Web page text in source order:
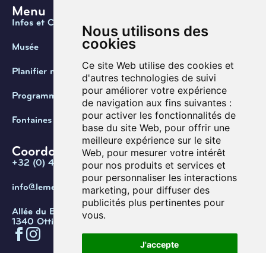
Nous utilisons des
cookies
Ce site Web utilise des cookies et
d'autres technologies de suivi
pour améliorer votre expérience
de navigation aux fins suivantes :
pour activer les fonctionnalités de
base du site Web, pour offrir une
meilleure expérience sur le site
Web, pour mesurer votre intérêt
pour nos produits et services et
pour personnaliser les interactions
marketing, pour diffuser des
publicités plus pertinentes pour
vous.
J'accepte
Menu
Infos et Contact
Musée
Planifier ma visite
Programmation
Fontaines de Belgique
Coordonnées
+32 (0) 470 / 67.20.55
info@lemef.be
Allée du Bois des Rêves 1,
1340 Ottignies-Louvain-la-Neuve
Confidentialité